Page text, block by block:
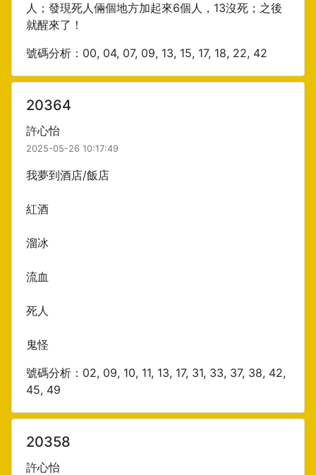
人；發現死人倆個地方加起來6個人，13沒死；之後
就醒來了！
號碼分析：00, 04, 07, 09, 13, 15, 17, 18, 22, 42
20364
許心怡
2025-05-26 10:17:49
我夢到酒店/飯店
紅酒
溜冰
流血
死人
鬼怪
號碼分析：02, 09, 10, 11, 13, 17, 31, 33, 37, 38, 42,
45, 49
20358
許心怡